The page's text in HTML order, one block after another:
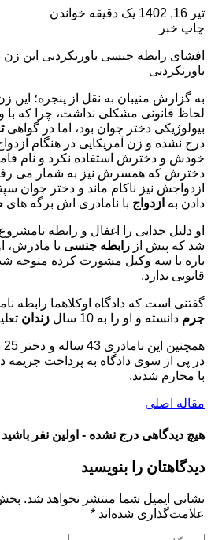
تیر 16, 1402
یک دقیقه خواندن
چاپ خبر
افشای رابطه جنسی باورنکردنی این
باورنکردنی
به گزارش منیبان به نقل از پنجره؛ این
لحاظ قانونی مشکلی نداشت، چرا که با
بیولوژیکی دختر جوان بود، اما در گواهی
درج نشده و زن آمریکایی در هنگام
خودش و دخترش استفاده نکرد و نام
دخترش که همسرش نیز به شمار می
ازدواجش نیز ناکام ماند و دختر جوان
دادن به ازدواج با نامادری اش برگه های
او دلیل جدایی را اغفال و رابطه
شد که پیش از رابطه جنسی با مادرش،
باره با سه وکیل مشورت کرده متوجه
قانونی ندارد.
گفتنی است که دادگاه اوکلاهما رابطه
جرم دانسته و او را به 10 سال زندان
در پی از سوی دادگاه به پرداخت جریمه
با محارم شدند.
مقاله اصلی
هیچ دیدگاهی درج نشده - اولین نفر باشید
دیدگاهتان را بنویسید
نشانی ایمیل شما منتشر نخواهد شد.
علامت‌گذاری شده‌اند *